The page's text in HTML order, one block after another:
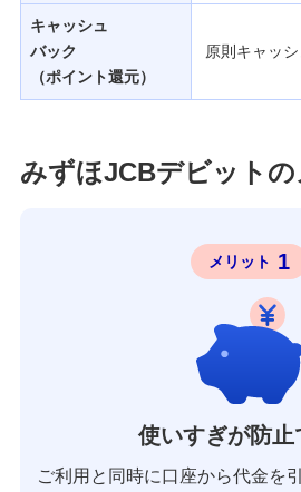
キャッシュ
バック
（ポイント還元）
原則キャッ
みずほJCBデビットの
メリット 1
使いすぎが防止
ご利用と同時に口座から代金を